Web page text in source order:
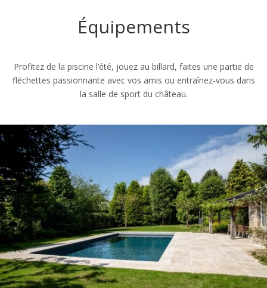
Équipements
Profitez de la piscine l’été, jouez au billard, faites une partie de
fléchettes passionnante avec vos amis ou entraînez-vous dans
la salle de sport du château.